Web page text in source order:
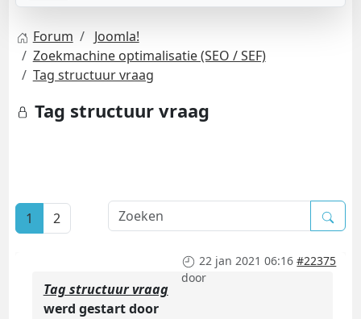
Forum
Joomla!
Zoekmachine optimalisatie (SEO / SEF)
Tag structuur vraag
Tag structuur vraag
1 2
22 jan 2021 06:16 #22375
door
Tag structuur vraag
werd gestart door